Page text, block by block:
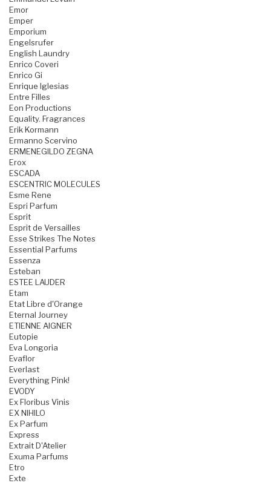
Emor
Emper
Emporium
Engelsrufer
English Laundry
Enrico Coveri
Enrico Gi
Enrique Iglesias
Entre Filles
Eon Productions
Equality. Fragrances
Erik Kormann
Ermanno Scervino
ERMENEGILDO ZEGNA
Erox
ESCADA
ESCENTRIC MOLECULES
Esme Rene
Espri Parfum
Esprit
Esprit de Versailles
Esse Strikes The Notes
Essential Parfums
Essenza
Esteban
ESTEE LAUDER
Etam
Etat Libre d'Orange
Eternal Journey
ETIENNE AIGNER
Eutopie
Eva Longoria
Evaflor
Everlast
Everything Pink!
EVODY
Ex Floribus Vinis
EX NIHILO
Ex Parfum
Express
Extrait D'Atelier
Exuma Parfums
Etro
Exte